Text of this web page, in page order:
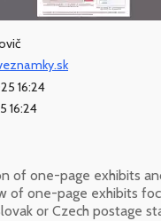
16:24
16:24
of one-page exhibits
of one-page exhibits
or Czech postage